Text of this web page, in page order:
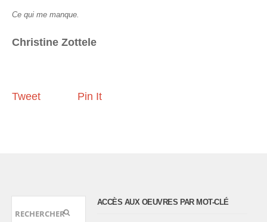
Ce qui me manque.
Christine Zottele
Tweet Pin It
ACCÈS AUX OEUVRES PAR MOT-CLÉ